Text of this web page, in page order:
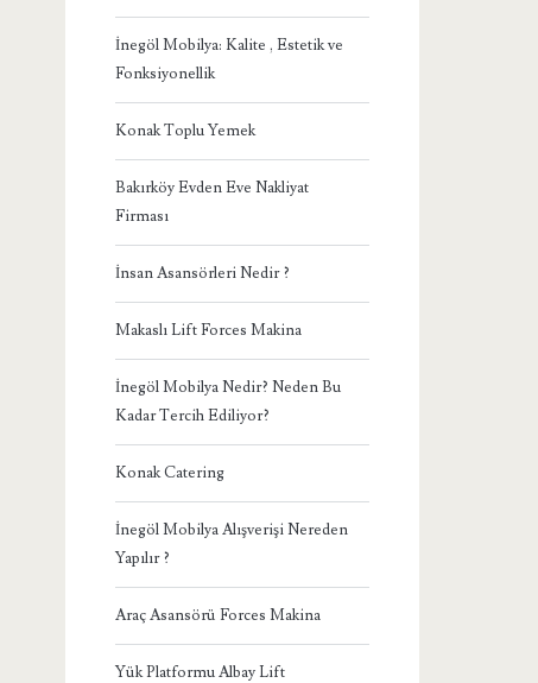
İnegöl Mobilya: Kalite , Estetik ve
Fonksiyonellik
Konak Toplu Yemek
Bakırköy Evden Eve Nakliyat
Firması
İnsan Asansörleri Nedir ?
Makaslı Lift Forces Makina
İnegöl Mobilya Nedir? Neden Bu
Kadar Tercih Ediliyor?
Konak Catering
İnegöl Mobilya Alışverişi Nereden
Yapılır ?
Araç Asansörü Forces Makina
Yük Platformu Albay Lift